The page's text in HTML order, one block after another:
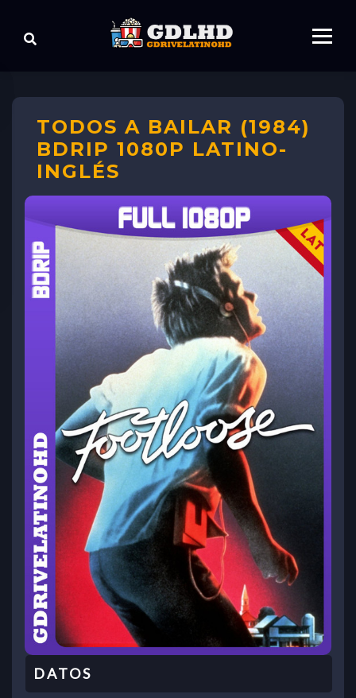
TODOS A BAILAR (1984)
BDRIP 1080P LATINO-
INGLÉS